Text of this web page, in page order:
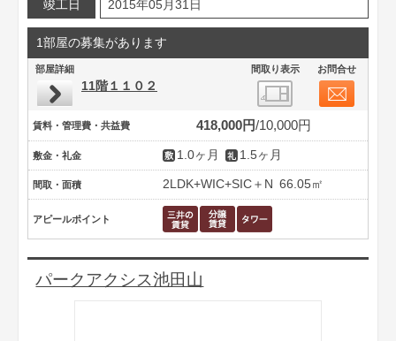
竣工日 2015年05月31日
1部屋の募集があります
部屋詳細 間取り表示 お問合せ
11階１１０２
賃料・管理費・共益費 418,000円 10,000円
敷金・礼金 1.0ヶ月 1.5ヶ月
間取・面積 2LDK+WIC+SIC＋N 66.05㎡
アピールポイント
パークアクシス池田山